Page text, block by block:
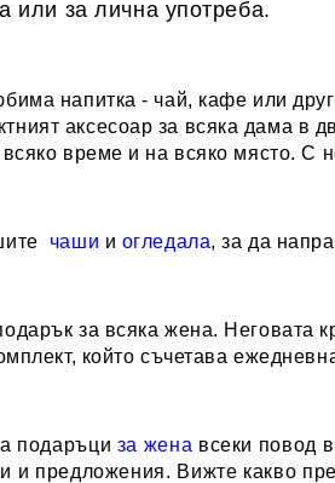
или за лична употреба.
напитка - чай, кафе или
аксесоар за всяка дама в
време и на всяко място. С
чаши и огледала, за да
за всяка жена. Неговата
който съчетава
подаръци за жена всеки повод
и предложения. Вижте какво